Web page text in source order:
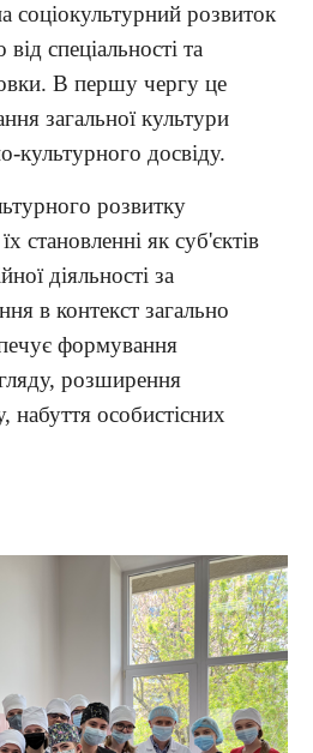
соціокультурний розвиток
спеціальності та
В першу чергу це
загальної культури
культурного досвіду.
розвитку
становленні як суб'єктів
діяльності за
в контекст загально
формування
розширення
набуття особистісних